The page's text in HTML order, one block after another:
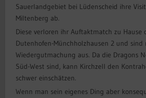
Sauerlandgebiet bei Lüdenscheid ihre
Miltenberg ab.
Diese verloren ihr Auftaktmatch zu Hause
Dutenhofen-Münchholzhausen 2 und
Wiedergutmachung aus. Da die Dragons
Süd-West sind, kann Kirchzell den
schwer einschätzen.
Wenn man sein eigenes Ding aber